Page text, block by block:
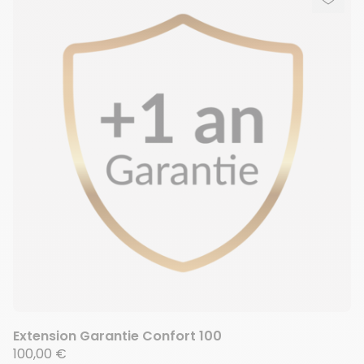
Extension Garantie Confort 100
100,00 €